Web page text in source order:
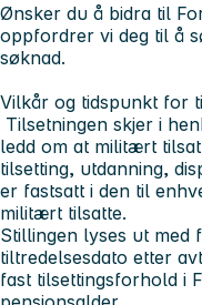
Ønsker du å bidra til
oppfordrer vi deg til å
søknad.
Vilkår og tidspunkt for
Tilsetningen skjer i
ledd om at militært
tilsetting, utdanning,
er fastsatt i den til
militært tilsatte.
Stillingen lyses ut med
tiltredelsesdato etter
fast tilsettingsforhold i